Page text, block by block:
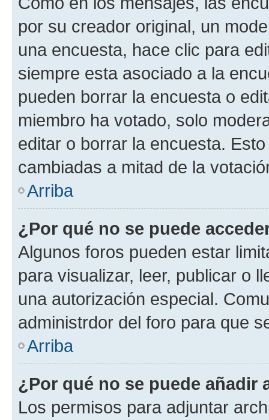
por su creador original, un
una encuesta, hace clic para
siempre esta asociado a la
pueden borrar la encuesta o
miembro ha votado, solo
editar o borrar la encuesta.
cambiadas a mitad de la
Arriba
¿Por qué no se puede
Algunos foros pueden estar
para visualizar, leer, publicar o
una autorización especial.
administrdor del foro para que
Arriba
¿Por qué no se puede añadir
Los permisos para adjuntar